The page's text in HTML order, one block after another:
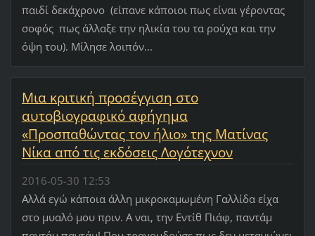
παιδί δεκάχρονο (είπανε κάποιοι πως είναι γέροντας
σοφός πως άλλαξε την ηλικία του τα ρούχα και την
όψη του). Μίλησε λοιπόν...
Μια κριτική προσέγγιση στο
αυτοβιογραφικό αφήγημα
«Προσπαθώντας τον ήλιο» της Ματίνας
Νίκα από τις εκδόσεις Λογότεχνον
2016-05-30 12:53
Αλλά εγώ κάποια άλλη μικροκαμωμένη Γαλλίδα είχα
στο μυαλό μου πριν. Α ναι, την Εντίθ Πιάφ, παντάμ